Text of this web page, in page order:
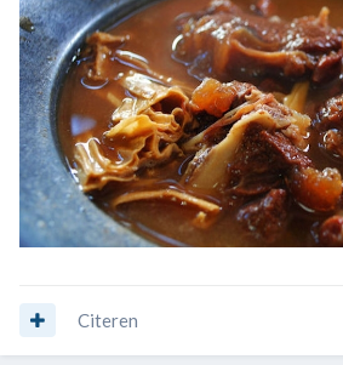
Citeren